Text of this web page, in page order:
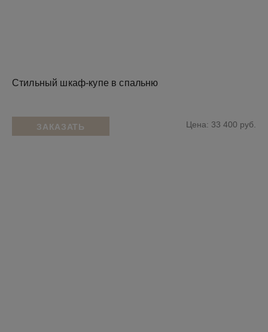
Стильный шкаф-купе в спальню
ЗАКАЗАТЬ Цена: 33 400 руб.